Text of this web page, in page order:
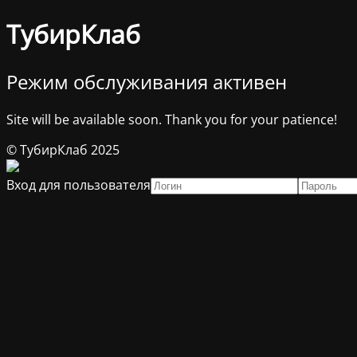
ТубирКлаб
Режим обслуживания активен
Site will be available soon. Thank you for your patience!
© ТубирКлаб 2025
Вход для пользователя